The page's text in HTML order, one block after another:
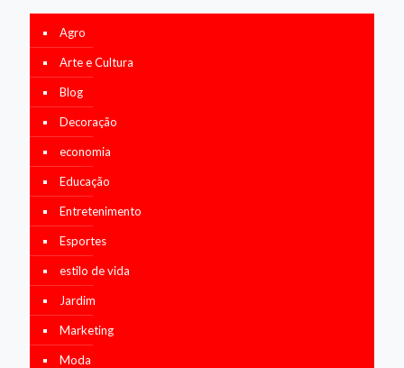
Agro
Arte e Cultura
Blog
Decoração
economia
Educação
Entretenimento
Esportes
estilo de vida
Jardim
Marketing
Moda